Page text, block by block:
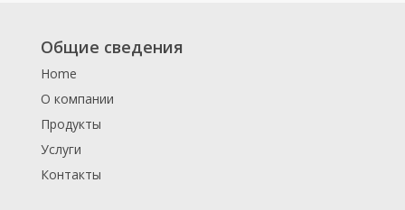
Общие сведения
Home
О компании
Продукты
Услуги
Контакты